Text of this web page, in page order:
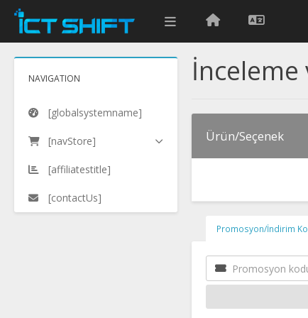
NAVIGATION
[globalsystemname]
[navStore]
[affiliatestitle]
[contactUs]
İnceleme
Ürün/Seçenek
Promosyon/İndirim